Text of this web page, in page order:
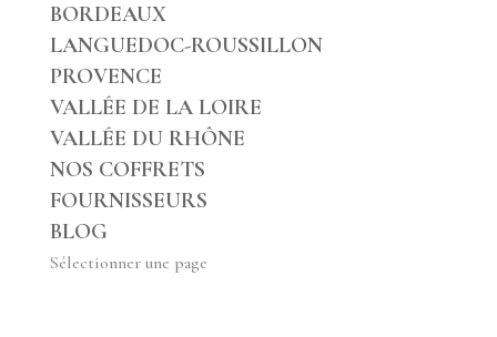
BORDEAUX
LANGUEDOC-ROUSSILLON
PROVENCE
VALLÉE DE LA LOIRE
VALLÉE DU RHÔNE
NOS COFFRETS
FOURNISSEURS
BLOG
Sélectionner une page